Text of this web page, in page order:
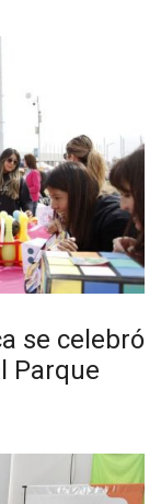
se celebró
Parque